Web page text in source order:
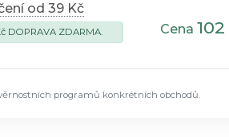
od 39 Kč
DOPRAVA ZDARMA. Cena
programů konkrétních obchodů.